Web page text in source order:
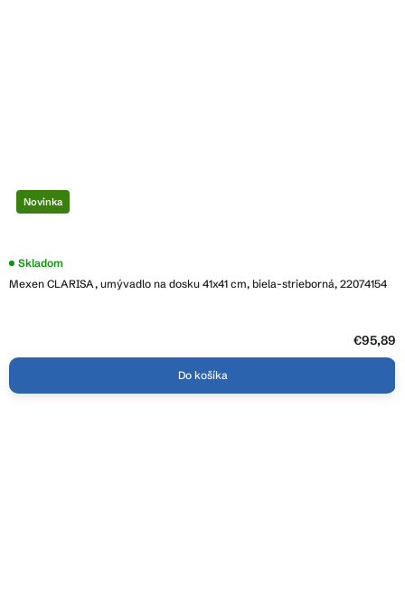
Novinka
Mexen CLARISA, umývadlo na dosku 41x41 cm, biela-strieborná, 22074154
Skladom
€95,89
Do košíka